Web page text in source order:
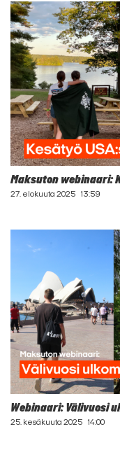
Maksuton webinaari:
27. elokuuta 2025 13:59
Webinaari: Välivuosi
25. kesäkuuta 2025 14:00